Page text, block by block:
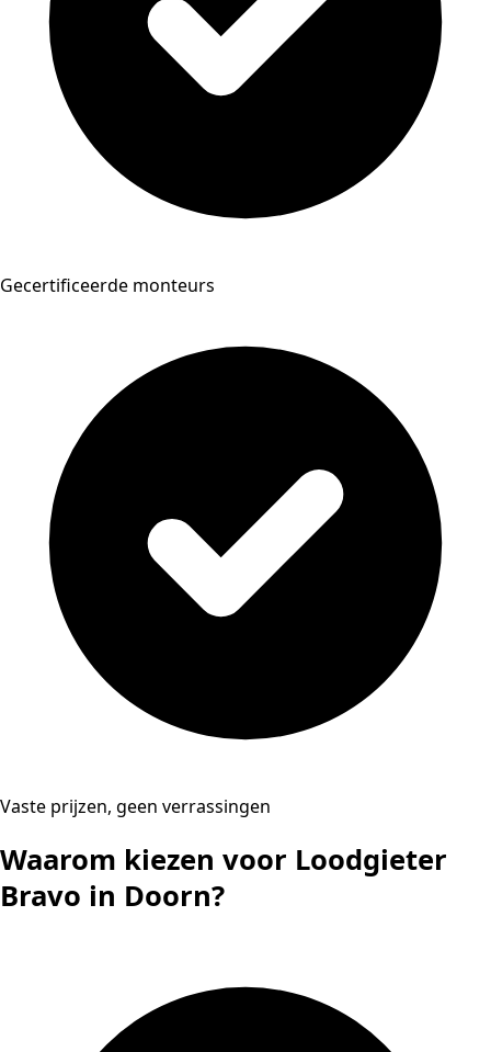
Gecertificeerde monteurs
Vaste prijzen, geen verrassingen
Waarom kiezen voor Loodgieter
Bravo in Doorn?